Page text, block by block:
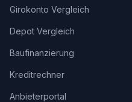
Girokonto Vergleich
Depot Vergleich
Baufinanzierung
Kreditrechner
Anbieterportal